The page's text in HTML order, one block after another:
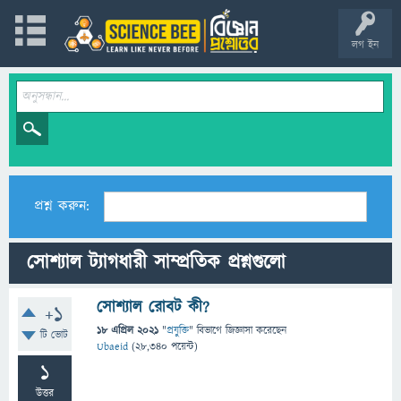
লগ ইন
প্রশ্ন করুন:
সোশ্যাল ট্যাগধারী সাম্প্রতিক প্রশ্নগুলো
+1
টি ভোট
1
উত্তর
সোশ্যাল রোবট কী?
18 এপ্রিল 2021 "প্রযুক্তি" বিভাগে জিজ্ঞাসাকরেছেন
Ubaeid (28,340 পয়েন্ট)